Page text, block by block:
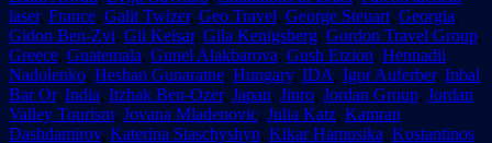
laser, France, Galit Twizer, Geo Travel, George Steuart, Georgia,
Gidon Ben-Zvi, Gil Keisar, Gila Kenigsberg, Gordon Travel Group,
Greece, Guatemala, Gunel Alakbarova, Gush Etzion, Hennadii
Nadolenko, Heshan Gunaratne, Hungary, IDA, Igor Auferber, Inbal
Bar Or, India, Itzhak Ben-Ozer, Japan, Jinro, Jordan Group, Jordan
Valley Tourism, Jovana Mladenovic, Julia Katz, Kamran
Dashdamirov, Katerina Staschyshyn, Kikar Hamusika, Kostantinos